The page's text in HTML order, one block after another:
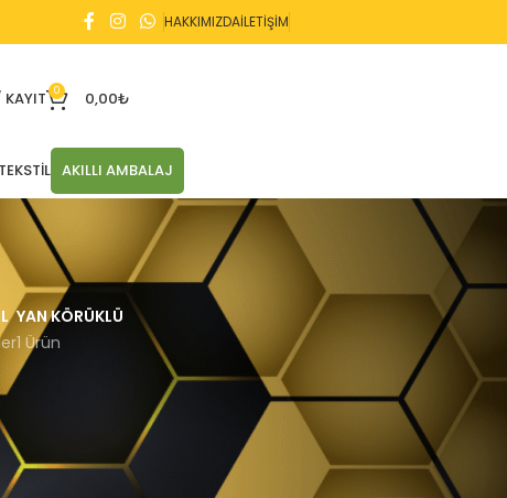
HAKKIMIZDAİLETİŞİM
KAYIT 0 0,00₺
AKILLI AMBALAJ
YAN KÖRÜKLÜ
1 Ürün